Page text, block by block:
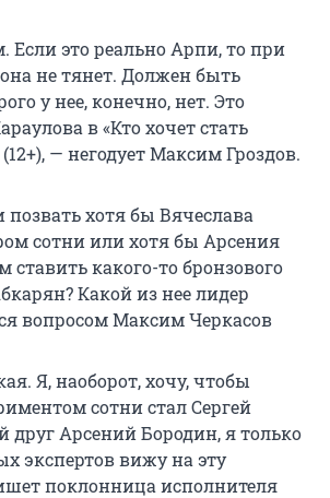
Если это реально Арпи, то при
не тянет. Должен быть
у нее, конечно, нет. Это
в «Кто хочет стать
— негодует Максим Гроздов.
хотя бы Вячеслава
сотни или хотя бы Арсения
ставить какого-то бронзового
Какой из нее лидер
вопросом Максим Черкасов
Я, наоборот, хочу, чтобы
сотни стал Сергей
друг Арсений Бородин, я только
экспертов вижу на эту
поклонница исполнителя